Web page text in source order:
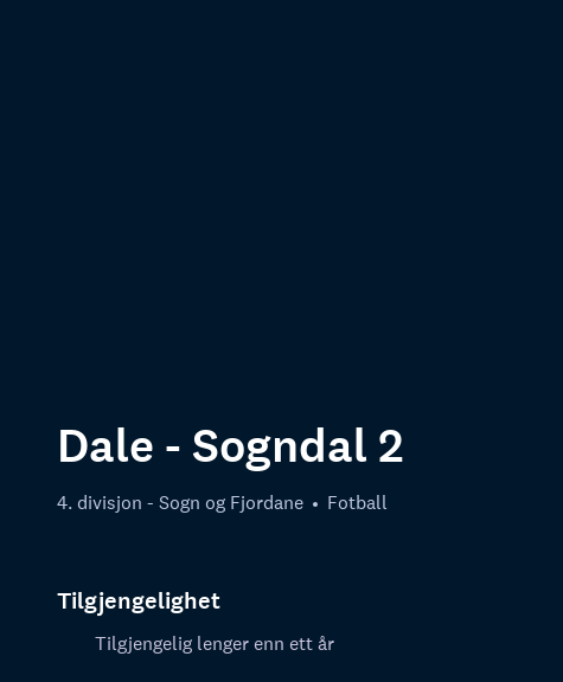
Dale - Sogndal 2
4. divisjon - Sogn og Fjordane Fotball
Tilgjengelighet
Tilgjengelig lenger enn ett år